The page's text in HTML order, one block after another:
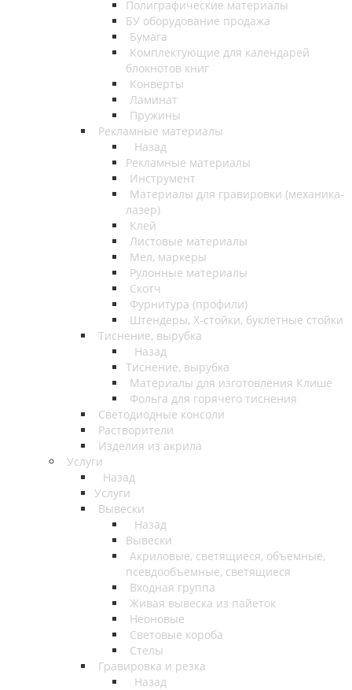
Полиграфические материалы
БУ оборудование продажа
Бумага
Комплектующие для календарей
блокнотов книг
Конверты
Ламинат
Пружины
Рекламные материалы
Назад
Рекламные материалы
Инструмент
Материалы для гравировки (механика-
лазер)
Клей
Листовые материалы
Мел, маркеры
Рулонные материалы
Скотч
Фурнитура (профили)
Штендеры, Х-стойки, буклетные стойки
Тиснение, вырубка
Назад
Тиснение, вырубка
Материалы для изготовления Клише
Фольга для горячего тиснения
Светодиодные консоли
Растворители
Изделия из акрила
Услуги
Назад
Услуги
Вывески
Назад
Вывески
Акриловые, светящиеся, объемные,
псевдообъемные, светящиеся
Входная группа
Живая вывеска из пайеток
Неоновые
Световые короба
Стелы
Гравировка и резка
Назад